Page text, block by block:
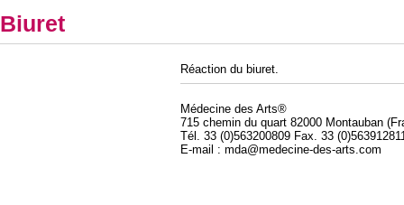
Biuret
Réaction du biuret.
Médecine des Arts®
715 chemin du quart 82000 Montauban
Tél. 33 (0)563200809 Fax. 33
E-mail : mda@medecine-des-arts.com